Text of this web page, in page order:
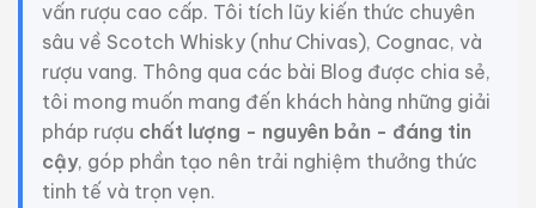
Somerled, mặc.
Các loại hỗn hợp do Inverhouse sản xuất dao động
giữa hương trái cây, vị ngọt, hương mạnh mẽ và hương
biển.
ngọt ngào và dứt khoát, đặc trưng bởi đường
caramen, trái cây khô, hạt phỉ và hạnh nhân rang.
vấn rượu cao cấp. Tôi tích lũy kiến thức chuyên
sâu về Scotch Whisky (như Chivas), Cognac, và
rượu vang. Thông qua các bài Blog được chia sẻ,
tôi mong muốn mang đến khách hàng những giải
pháp rượu chất lượng - nguyên bản - đáng tin
cậy, góp phần tạo nên trải nghiệm thưởng thức
tinh tế và trọn vẹn.